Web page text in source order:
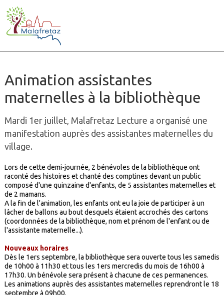
Animation assistantes
maternelles à la bibliothèque
Mardi 1er juillet, Malafretaz Lecture a organisé une
manifestation auprès des assistantes maternelles du
village.
Lors de cette demi-journée, 2 bénévoles de la bibliothèque ont
raconté des histoires et chanté des comptines devant un public
composé d'une quinzaine d'enfants, de 5 assistantes maternelles et
de 2 mamans.
A la fin de l'animation, les enfants ont eu la joie de participer à un
lâcher de ballons au bout desquels étaient accrochés des cartons
(coordonnées de la bibliothèque, nom et prénom de l'enfant ou de
l'assistante maternelle...).
Nouveaux horaires
Dès le 1ers septembre, la bibliothèque sera ouverte tous les samedis
de 10h00 à 11h30 et tous les 1ers mercredis du mois de 16h00 à
17h30. Un bénévole sera présent à chacune de ces permanences.
Les animations auprès des assistantes maternelles reprendront le 18
septembre à 09h00.